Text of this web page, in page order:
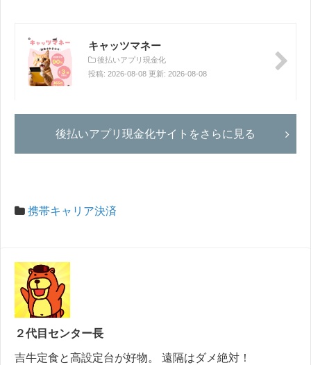
キャッツマネー
後払いアプリ現金化
投稿: 2026-08-08 更新: 2026-08-08
後払いアプリ現金化サイトをさらに見る
携帯キャリア決済
２代目センター長
吉牛定食と高設定台が好物。 遠隔はダメ絶対！